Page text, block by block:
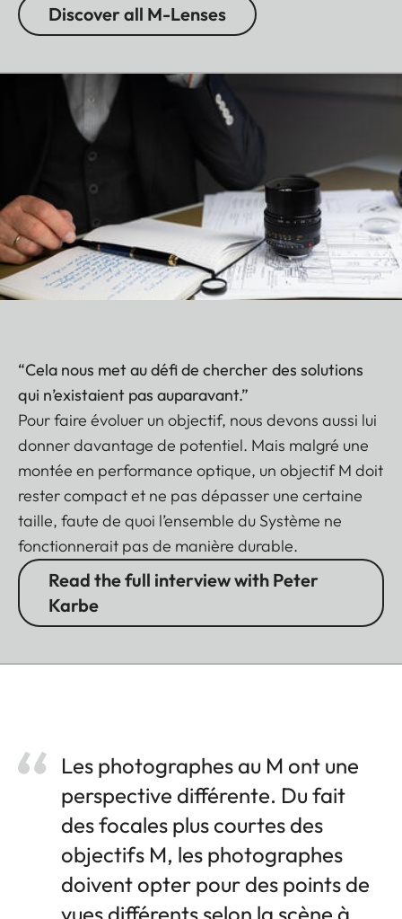
Discover all M-Lenses
“Cela nous met au défi de chercher des solutions
qui n’existaient pas auparavant.”
Pour faire évoluer un objectif, nous devons aussi lui
donner davantage de potentiel. Mais malgré une
montée en performance optique, un objectif M doit
rester compact et ne pas dépasser une certaine
taille, faute de quoi l’ensemble du Système ne
fonctionnerait pas de manière durable.
Read the full interview with Peter
Karbe
Les photographes au M ont une
perspective différente. Du fait
des focales plus courtes des
objectifs M, les photographes
doivent opter pour des points de